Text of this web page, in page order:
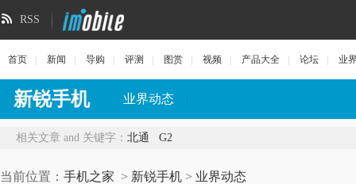
RSS
首页 新闻 导购 评测 图赏 视频 产品大全 论坛 业
新锐手机 业界动态
相关文章 and 关键字： 北通 G2
当前位置： 手机之家 > 新锐手机 > 业界动态